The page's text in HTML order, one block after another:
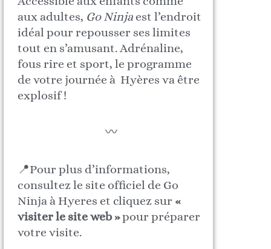
aux adultes, Go Ninjaest l’endroit
idéal pour repousser ses limites
tout en s’amusant. Adrénaline,
fous rire et sport, le programme
de votre journée à Hyères va être
explosif !
〰️
📍Pour plus d’informations,
consultez le site officiel de Go
Ninja à Hyeres et cliquez sur«
visiter le site web »pour préparer
votre visite.